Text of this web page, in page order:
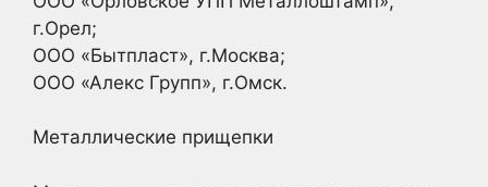
г.Орел;
ООО «Бытпласт», г.Москва;
ООО «Алекс Групп», г.Омск.
Металлические прищепки